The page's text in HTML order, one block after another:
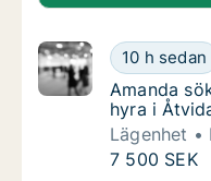
Amanda
10 h sedan
Amanda
Amanda
hyra i
Lägenhet
Amanda
7 500 SEK